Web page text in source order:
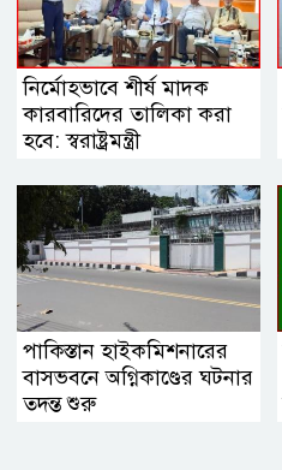
নির্মোহভাবে শীর্ষ মাদক
কারবারিদের তালিকা করা
হবে: স্বরাষ্ট্রমন্ত্রী
পাকিস্তান হাইকমিশনারের
বাসভবনে অগ্নিকাণ্ডের ঘটনার
তদন্ত শুরু